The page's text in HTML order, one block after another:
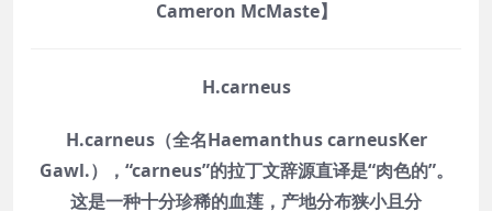
Cameron McMaste】
H.carneus
H.carneus（全名Haemanthus carneusKer
Gawl.），“carneus”的拉丁文辞源直译是“肉色的”。
这是一种十分珍稀的血莲，产地分布狭小且分